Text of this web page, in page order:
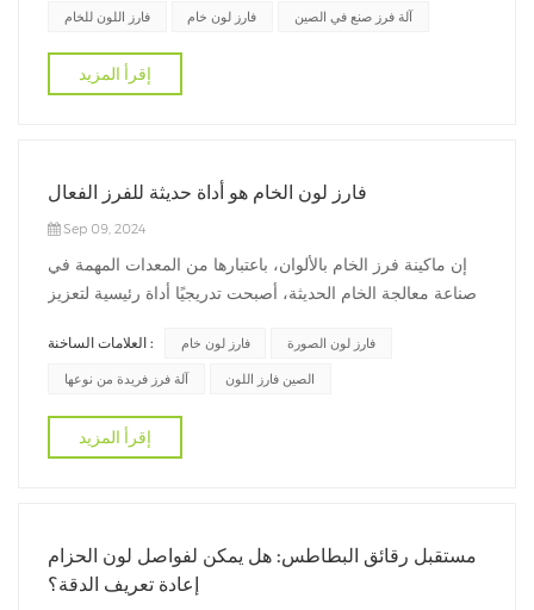
للموارد، أصبح تطبيق فارز الألوان الخام في مجال التعدين أكثر
فارز اللون للخام فارز لون خام آلة فرز صنع في الصين
إقرأ المزيد
فارز لون الخام هو أداة حديثة للفرز الفعال
Sep 09, 2024
إن ماكينة فرز الخام بالألوان، باعتبارها من المعدات المهمة في
صناعة معالجة الخام الحديثة، أصبحت تدريجيًا أداة رئيسية لتعزيز
والدقة. على أساس تكنولوجيا الكشف الكهروضوئي المتقدمة،
العلامات الساخنة : فارز لون خام فارز لون الصورة
آلة فرز فريدة من نوعها الصين فارز اللون
إقرأ المزيد
مستقبل رقائق البطاطس: هل يمكن لفواصل لون الحزام
إعادة تعريف الدقة؟